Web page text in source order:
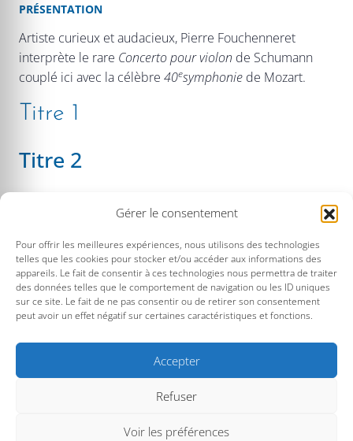
Gérer le consentement
Pour offrir les meilleures expériences, nous utilisons des technologies
telles que les cookies pour stocker et/ou accéder aux informations des
appareils. Le fait de consentir à ces technologies nous permettra de traiter
des données telles que le comportement de navigation ou les ID uniques
sur ce site. Le fait de ne pas consentir ou de retirer son consentement
peut avoir un effet négatif sur certaines caractéristiques et fonctions.
Accepter
Refuser
Voir les préférences
PRÉSENTATION
Artiste curieux et audacieux, Pierre Fouchenneret
interprète le rare Concerto pour violon de Schumann
couplé ici avec la célèbre 40esymphonie de Mozart.
Titre 1
Titre 2
Titre 4
Titre 5
Titre 6